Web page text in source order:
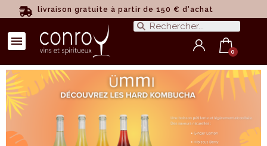
livraison gratuite à partir de 150 € d'achat